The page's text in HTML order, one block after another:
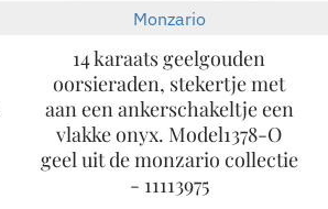
Monzario
14 karaats geelgouden
oorsieraden, stekertje met
aan een ankerschakeltje een
vlakke onyx. Model1378-O
geel uit de monzario collectie
- 11113975